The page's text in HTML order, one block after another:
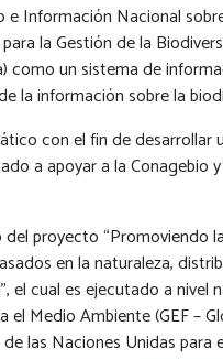
Información Nacional
la Gestión de la
como un sistema de
la información sobre la
con el fin de desarrollar
a apoyar a la Conagebio
proyecto “Promoviendo
en la naturaleza,
el cual es ejecutado a nivel
Medio Ambiente (GEF –
las Naciones Unidas para